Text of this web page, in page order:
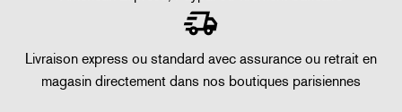
Livraison express ou standard avec assurance ou retrait en
magasin directement dans nos boutiques parisiennes